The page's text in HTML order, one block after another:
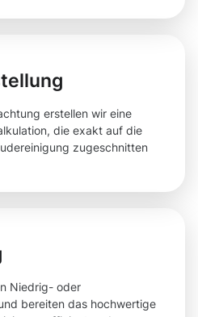
erstellen wir eine
die exakt auf die
zugeschnitten
Niedrig- oder
bereiten das hochwertige